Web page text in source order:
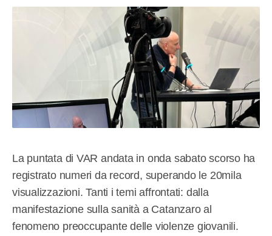
La puntata di VAR andata in onda sabato scorso ha
registrato numeri da record, superando le 20mila
visualizzazioni. Tanti i temi affrontati: dalla
manifestazione sulla sanità a Catanzaro al
fenomeno preoccupante delle violenze giovanili.